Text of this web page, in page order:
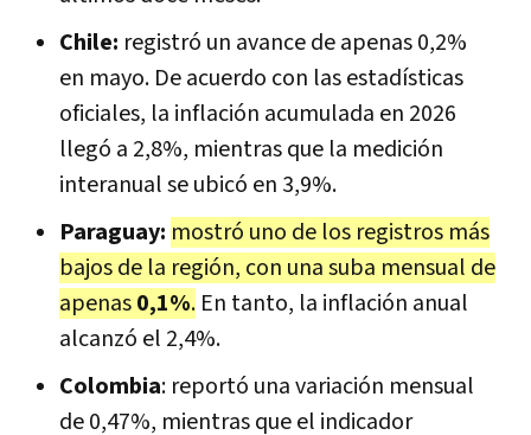
Chile: registró un avance de apenas 0,2%
en mayo. De acuerdo con las estadísticas
oficiales, la inflación acumulada en 2026
llegó a 2,8%, mientras que la medición
interanual se ubicó en 3,9%.
Paraguay: mostró uno de los registros más
bajos de la región, con una suba mensual de
apenas0,1%. En tanto, la inflación anual
alcanzó el 2,4%.
Colombia: reportó una variación mensual
de 0,47%, mientras que el indicador